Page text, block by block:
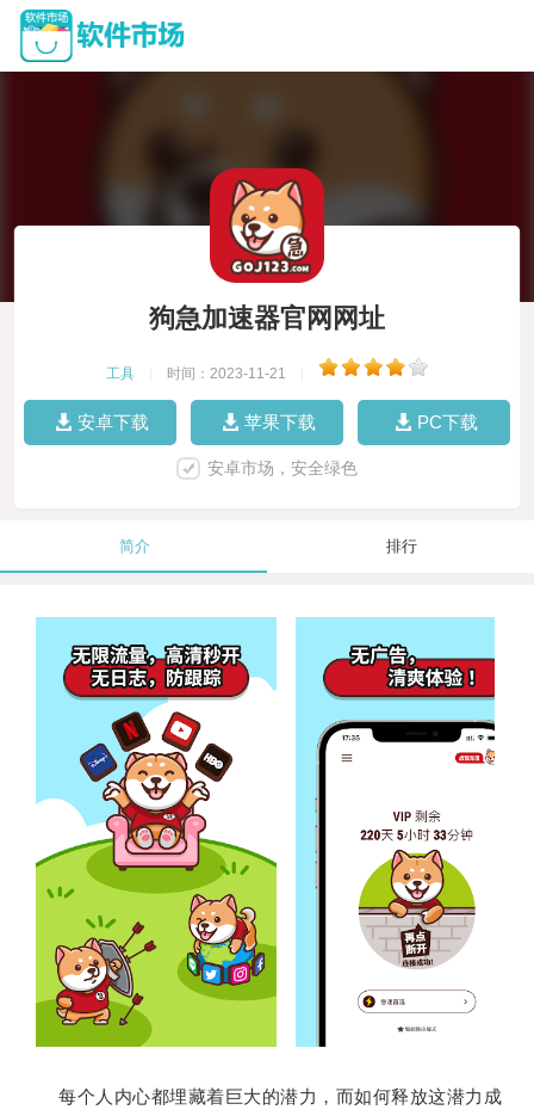
狗急加速器官网网址
工具 时间：2023-11-21
安卓下载 苹果下载 PC下载
安卓市场，安全绿色
简介 排行
每个人内心都埋藏着巨大的潜力，而如何释放这潜力成